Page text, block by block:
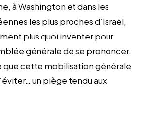
à Washington et dans les
les plus proches d’Israël,
plus quoi inventer pour
générale de se prononcer.
cette mobilisation générale
un piège tendu aux